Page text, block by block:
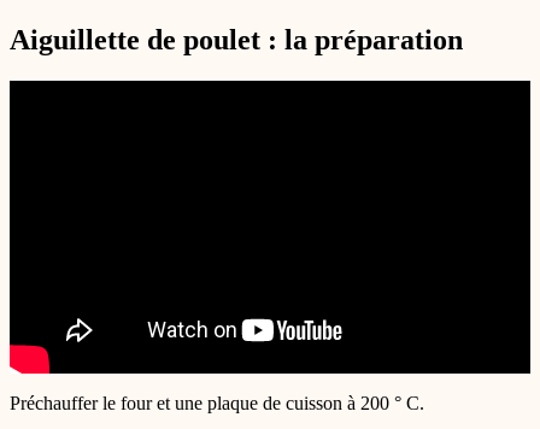
Aiguillette de poulet : la préparation
Préchauffer le four et une plaque de cuisson à 200 ° C.